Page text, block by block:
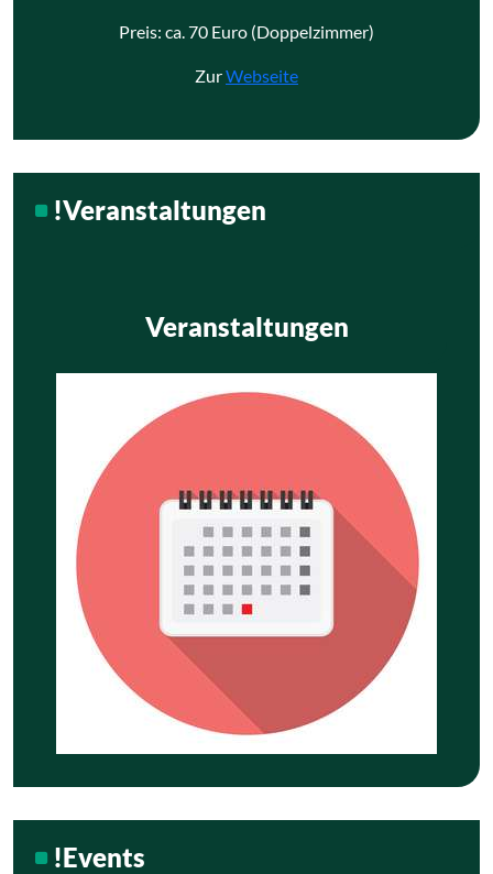
Preis: ca. 70 Euro (Doppelzimmer)
ZurWebseite
!Veranstaltungen
Veranstaltungen
!Events